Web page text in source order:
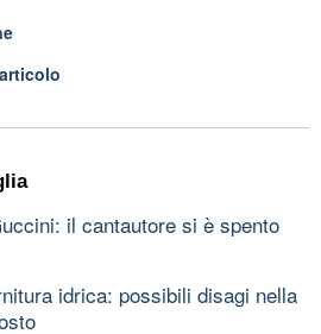
il cantautore si è spento
idrica: possibili disagi nella